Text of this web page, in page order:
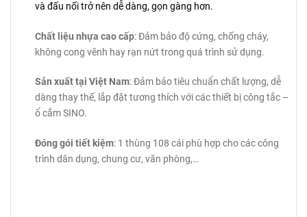
và đấu nối trở nên dễ dàng, gọn gàng hơn.
Chất liệu nhựa cao cấp: Đảm bảo độ cứng, chống cháy,
không cong vênh hay rạn nứt trong quá trình sử dụng.
Sản xuất tại Việt Nam: Đảm bảo tiêu chuẩn chất lượng, dễ
dàng thay thế, lắp đặt tương thích với các thiết bị công tắc –
ổ cắm SINO.
Đóng gói tiết kiệm: 1 thùng 108 cái phù hợp cho các công
trình dân dụng, chung cư, văn phòng,…